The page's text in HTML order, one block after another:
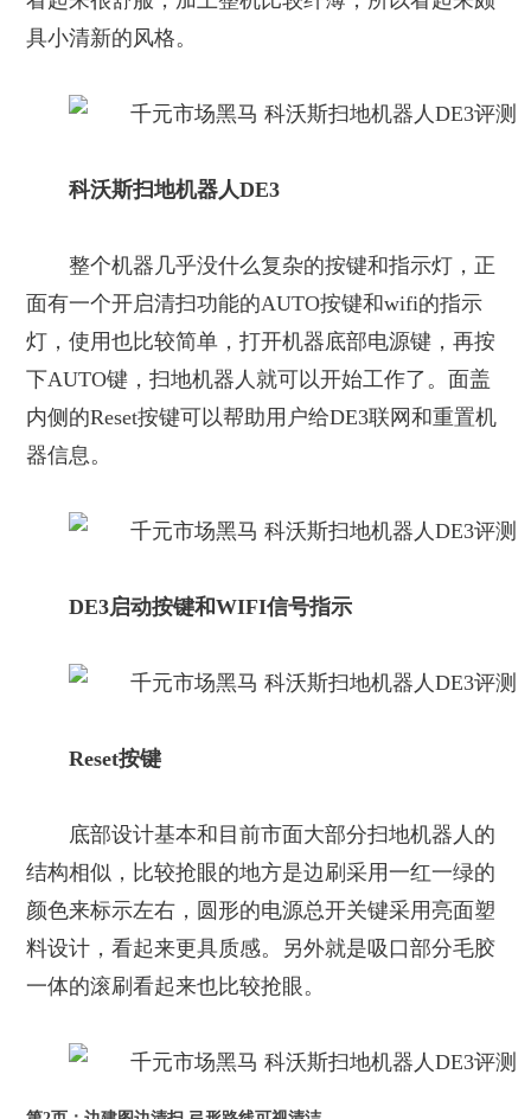
具小清新的风格。
科沃斯扫地机器人DE3
整个机器几乎没什么复杂的按键和指示灯，正
面有一个开启清扫功能的AUTO按键和wifi的指示
灯，使用也比较简单，打开机器底部电源键，再按
下AUTO键，扫地机器人就可以开始工作了。面盖
内侧的Reset按键可以帮助用户给DE3联网和重置机
器信息。
DE3启动按键和WIFI信号指示
Reset按键
底部设计基本和目前市面大部分扫地机器人的
结构相似，比较抢眼的地方是边刷采用一红一绿的
颜色来标示左右，圆形的电源总开关键采用亮面塑
料设计，看起来更具质感。另外就是吸口部分毛胶
一体的滚刷看起来也比较抢眼。